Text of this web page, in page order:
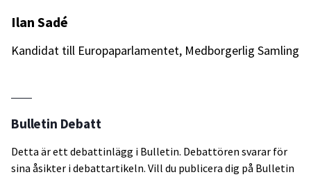
Ilan Sadé
Kandidat till Europaparlamentet, Medborgerlig Samling
Bulletin Debatt
Detta är ett debattinlägg i Bulletin. Debattören svarar för
sina åsikter i debattartikeln. Vill du publicera dig på Bulletin